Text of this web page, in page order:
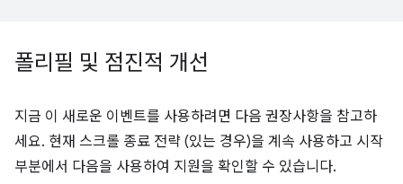
폴리필 및 점진적 개선
지금 이 새로운 이벤트를 사용하려면 다음 권장사항을 참고하
세요. 현재 스크롤 종료 전략 (있는 경우)을 계속 사용하고 시작
부분에서 다음을 사용하여 지원을 확인할 수 있습니다.